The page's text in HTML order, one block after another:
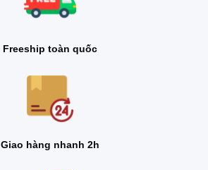
Freeship toàn quốc
Giao hàng nhanh 2h